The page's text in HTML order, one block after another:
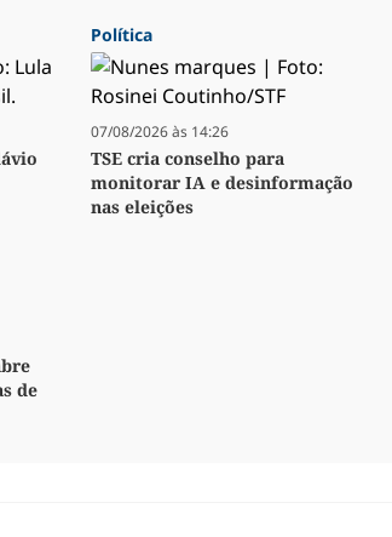
Política
07/08/2026 às 14:26
TSE cria conselho para
monitorar IA e desinformação
nas eleições
de